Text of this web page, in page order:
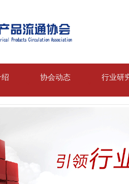
协会动态 行业研